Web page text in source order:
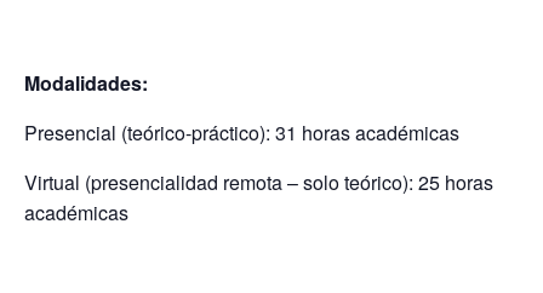
Modalidades:
Presencial (teórico-práctico): 31 horas académicas
Virtual (presencialidad remota – solo teórico): 25 horas
académicas